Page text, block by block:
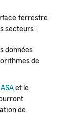
terrestre
secteurs :
données
de
et le
de